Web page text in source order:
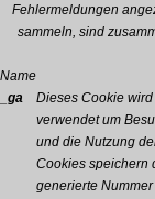
Fehlermeldungen
sammeln, sind
Name
_ga
Dieses Cookie
verwendet um
und die Nutzung
Cookies speichern
generierte